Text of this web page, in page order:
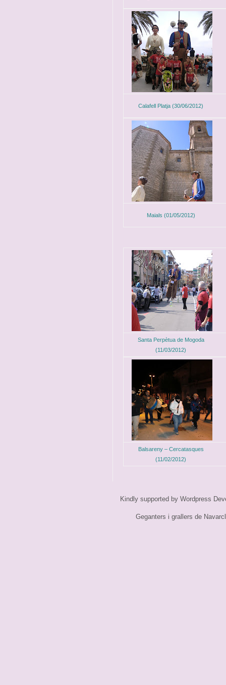
Calafell Platja (30/06/2012)
Maials (01/05/2012)
Santa Perpètua de Mogoda
(11/03/2012)
Balsareny – Cercatasques
(11/02/2012)
Kindly supported byWordpress
Geganters i grallers de